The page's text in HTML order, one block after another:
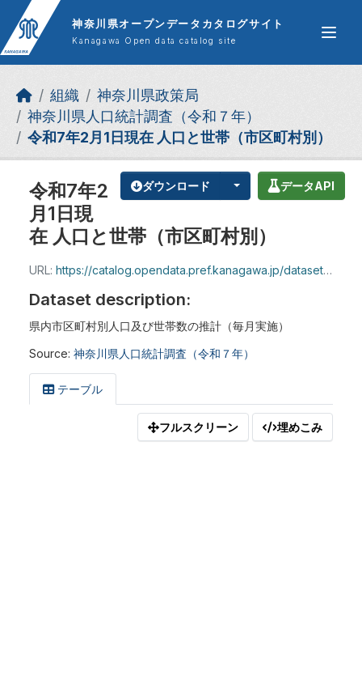
Skip to main content
神奈川県オープンデータカタログサイト
Kanagawa Open data catalog site
組織
神奈川県政策局
神奈川県人口統計調査（令和７年）
令和7年2月1日現在 人口と世帯（市区町村別）
ダウンロード データAPI
令和7年2
月1日現
在 人口と世帯（市区町村別）
URL: https://catalog.opendata.pref.kanagawa.jp/dataset/a35523c1-79b3-4b92-bd88-81f3384b4be7/resource/bd3cd13d-6ac9-46de-b148-20788a013e48/download/jinkotosetai_r7_2.csv
Dataset description:
県内市区町村別人口及び世帯数の推計（毎月実施）
Source: 神奈川県人口統計調査（令和７年）
テーブル
フルスクリーン 埋めこみ